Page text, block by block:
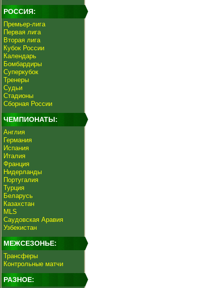
РОССИЯ:
Премьер-лига
Первая лига
Вторая лига
Кубок России
Календарь
Бомбардиры
Суперкубок
Тренеры
Судьи
Стадионы
Сборная России
ЧЕМПИОНАТЫ:
Англия
Германия
Испания
Италия
Франция
Нидерланды
Португалия
Турция
Беларусь
Казахстан
MLS
Саудовская Аравия
Узбекистан
МЕЖСЕЗОНЬЕ:
Трансферы
Контрольные матчи
РАЗНОЕ: